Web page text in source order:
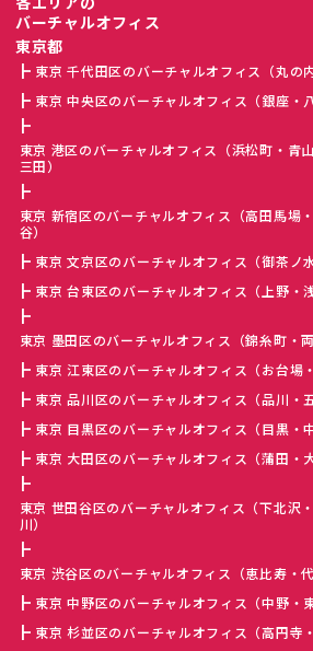
バーチャルオフィス
東京都
東京 千代田区のバーチャルオフィス（丸の
東京 中央区のバーチャルオフィス（銀座・
東京 港区のバーチャルオフィス（浜松町・青
三田）
東京 新宿区のバーチャルオフィス（高田馬場
谷）
東京 文京区のバーチャルオフィス（御茶ノ
東京 台東区のバーチャルオフィス（上野・浅
東京 墨田区のバーチャルオフィス（錦糸町・
東京 江東区のバーチャルオフィス（お台場
東京 品川区のバーチャルオフィス（品川・
東京 目黒区のバーチャルオフィス（目黒・
東京 大田区のバーチャルオフィス（蒲田・
東京 世田谷区のバーチャルオフィス（下北沢
川）
東京 渋谷区のバーチャルオフィス（恵比寿・
東京 中野区のバーチャルオフィス（中野・東
東京 杉並区のバーチャルオフィス（高円寺